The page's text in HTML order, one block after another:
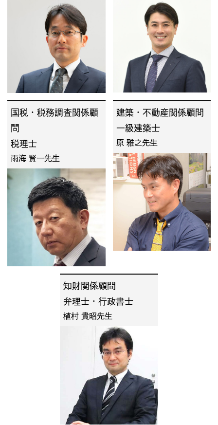
国税・税務調査関係顧
問
税理士
雨海 賢一先生
建築・不動産関係顧問
一級建築士
原 雅之先生
知財関係顧問
弁理士・行政書士
植村 貴昭先生